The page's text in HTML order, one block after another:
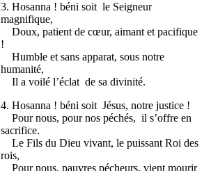
3. Hosanna ! béni soit le Seigneur
magnifique,
Doux, patient de cœur, aimant et pacifique
!
Humble et sans apparat, sous notre
humanité,
Il a voilé l’éclat de sa divinité.
4. Hosanna ! béni soit Jésus, notre justice !
Pour nous, pour nos péchés, il s’offre en
sacrifice.
Le Fils du Dieu vivant, le puissant Roi des
rois,
Pour nous, pauvres pécheurs, vient mourir